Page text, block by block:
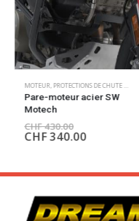
MOTEUR,PROTECTIONS DE CHUTE MOTEUR
Pare-moteur acier SW
Motech
CHF430.00
CHF340.00